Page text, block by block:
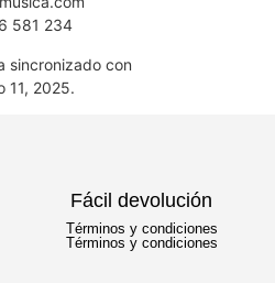
581 234
sincronizado con
11, 2025.
Fácil devolución
Términos y condiciones
Términos y condiciones